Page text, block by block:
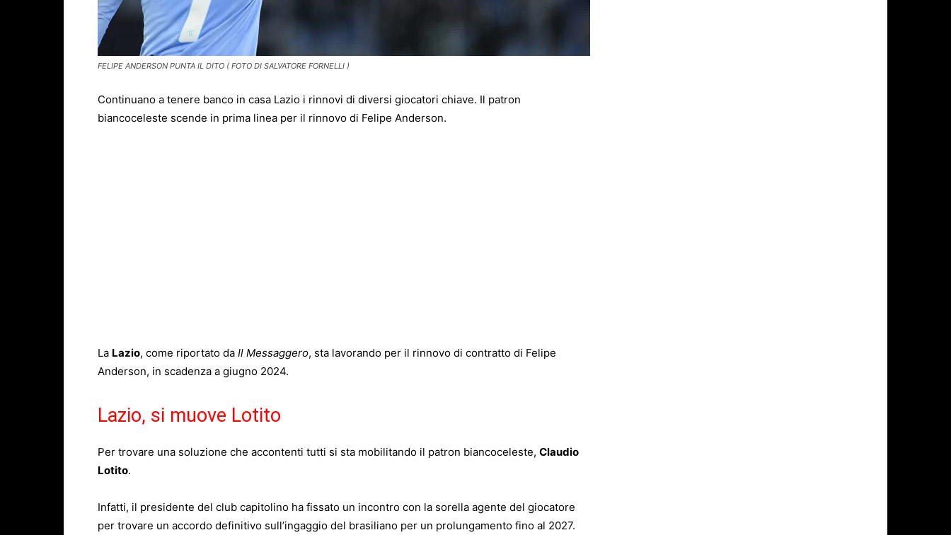
FELIPE ANDERSON PUNTA IL DITO ( FOTO DI SALVATORE FORNELLI )
Continuano a tenere banco in casa Lazio i rinnovi di diversi giocatori chiave. Il patron
biancoceleste scende in prima linea per il rinnovo di Felipe Anderson.
La Lazio, come riportato da Il Messaggero, sta lavorando per il rinnovo di contratto di Felipe
Anderson, in scadenza a giugno 2024.
Lazio, si muove Lotito
Per trovare una soluzione che accontenti tutti si sta mobilitando il patron biancoceleste, Claudio
Lotito.
Infatti, il presidente del club capitolino ha fissato un incontro con la sorella agente del giocatore
per trovare un accordo definitivo sull’ingaggio del brasiliano per un prolungamento fino al 2027.